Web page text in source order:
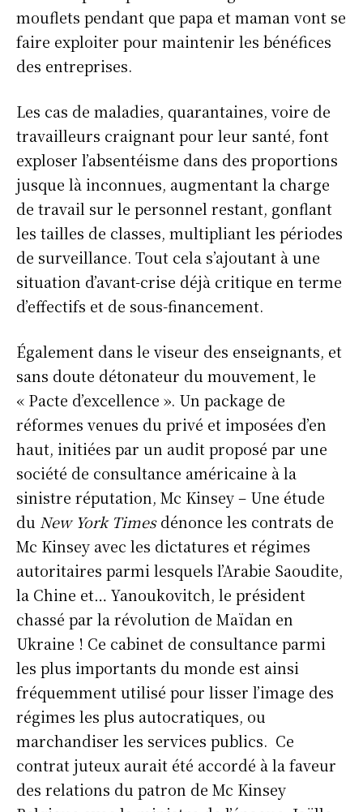
mouflets pendant que papa et maman vont se
faire exploiter pour maintenir les bénéfices
des entreprises.
Les cas de maladies, quarantaines, voire de
travailleurs craignant pour leur santé, font
exploser l’absentéisme dans des proportions
jusque là inconnues, augmentant la charge
de travail sur le personnel restant, gonflant
les tailles de classes, multipliant les périodes
de surveillance. Tout cela s’ajoutant à une
situation d’avant-crise déjà critique en terme
d’effectifs et de sous-financement.
Également dans le viseur des enseignants, et
sans doute détonateur du mouvement, le
« Pacte d’excellence ». Un package de
réformes venues du privé et imposées d’en
haut, initiées par un audit proposé par une
société de consultance américaine à la
sinistre réputation, Mc Kinsey – Une étude
du New York Timesdénonce les contrats de
Mc Kinsey avec les dictatures et régimes
autoritaires parmi lesquels l’Arabie Saoudite,
la Chine et… Yanoukovitch, le président
chassé par la révolution de Maïdan en
Ukraine ! Ce cabinet de consultance parmi
les plus importants du monde est ainsi
fréquemment utilisé pour lisser l’image des
régimes les plus autocratiques, ou
marchandiser les services publics. Ce
contrat juteux aurait été accordé à la faveur
des relations du patron de Mc Kinsey